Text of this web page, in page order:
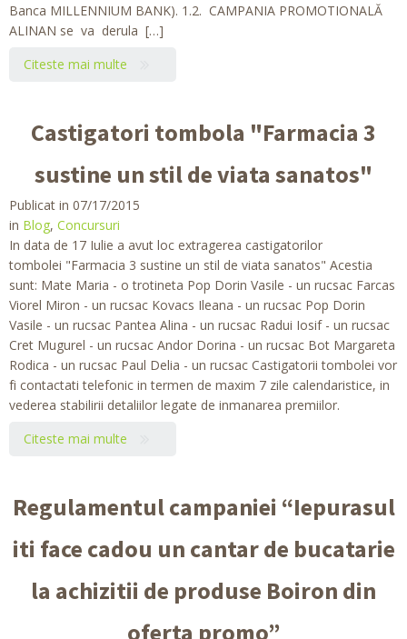
Banca MILLENNIUM BANK). 1.2. CAMPANIA PROMOTIONALĂ
ALINAN se va derula […]
Citeste mai multe
Castigatori tombola "Farmacia 3
sustine un stil de viata sanatos"
Publicat in 07/17/2015
in Blog, Concursuri
In data de 17 Iulie a avut loc extragerea castigatorilor
tombolei "Farmacia 3 sustine un stil de viata sanatos" Acestia
sunt: Mate Maria - o trotineta Pop Dorin Vasile - un rucsac Farcas
Viorel Miron - un rucsac Kovacs Ileana - un rucsac Pop Dorin
Vasile - un rucsac Pantea Alina - un rucsac Radui Iosif - un rucsac
Cret Mugurel - un rucsac Andor Dorina - un rucsac Bot Margareta
Rodica - un rucsac Paul Delia - un rucsac Castigatorii tombolei vor
fi contactati telefonic in termen de maxim 7 zile calendaristice, in
vederea stabilirii detaliilor legate de inmanarea premiilor.
Citeste mai multe
Regulamentul campaniei “Iepurasul
iti face cadou un cantar de bucatarie
la achizitii de produse Boiron din
oferta promo”